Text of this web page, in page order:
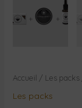
Accueil / Les packs
Les packs